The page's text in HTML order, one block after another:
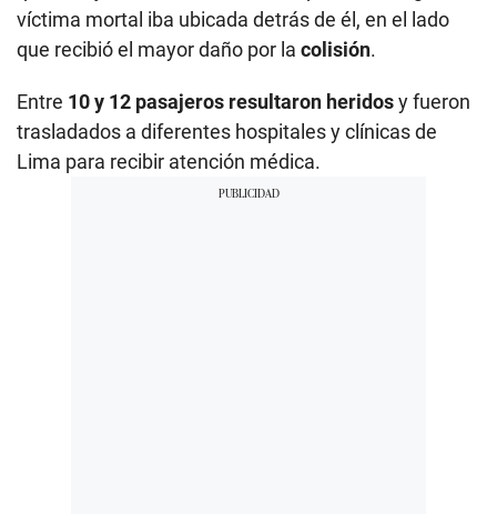
víctima mortal iba ubicada detrás de él, en el lado
que recibió el mayor daño por la colisión.
Entre 10 y 12 pasajeros resultaron heridosy fueron
trasladados a diferentes hospitales y clínicas de
Lima para recibir atención médica.